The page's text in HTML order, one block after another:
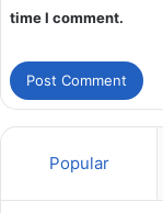
time I comment.
Popular